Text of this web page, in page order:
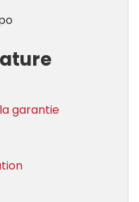
garantie